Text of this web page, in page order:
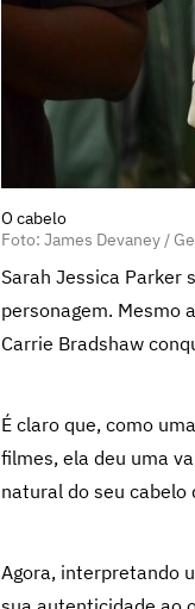
O cabelo
Foto: James Devaney /
Sarah Jessica Parker
personagem. Mesmo
Carrie Bradshaw
É claro que, como
filmes, ela deu uma
natural do seu cabelo
Agora, interpretando